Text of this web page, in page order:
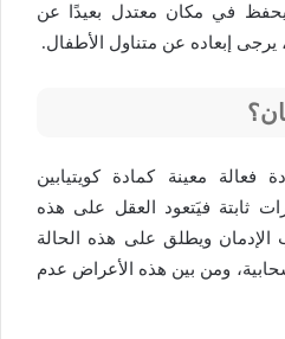
مئوية، يحفظ في مكان معتدل بعيدًا عن
يرجى إبعاده عن متناول الأطفال.
معينة كمادة كويتيابين
ثابتة فيَتعود العقل على هذه
الإدمان ويطلق على هذه الحالة
ومن بين هذه الأعراض عدم